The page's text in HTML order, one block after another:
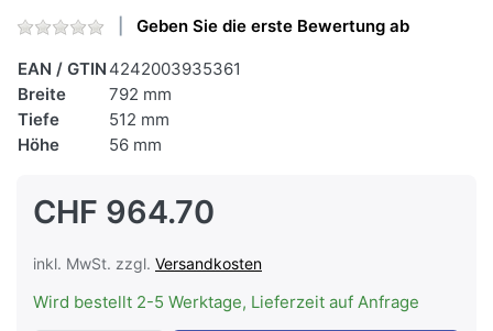
Geben Sie die erste Bewertung ab
EAN / GTIN 4242003935361
Breite
792 mm
Tiefe
512 mm
Höhe
56 mm
CHF 964.70
inkl. MwSt. zzgl. Versandkosten
Wird bestellt 2-5 Werktage, Lieferzeit auf Anfrage